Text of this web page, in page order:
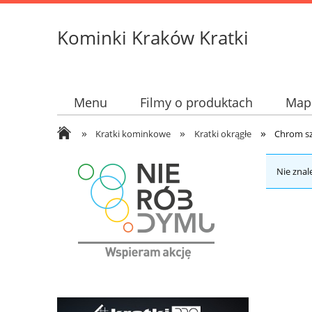
Kominki Kraków Kratki
Menu Filmy o produktach
» Kratki kominkowe » Kratki okrągłe » Chrom
Nie